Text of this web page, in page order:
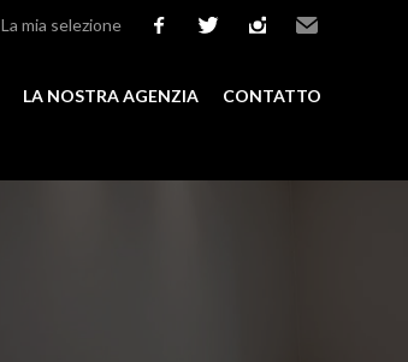
La mia selezione
LA NOSTRA AGENZIA CONTATTO